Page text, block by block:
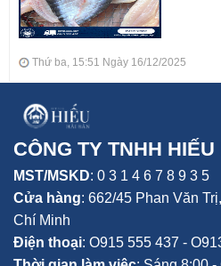
Thứ ba, 15:51 Ngày 16/12/2025
CÔNG TY TNHH
MST/MSKD: 0 3 1 4 6 7 8 9 3 5
Cửa hàng: 662/45 Phan Văn
Chí Minh
Điện thoại: O915 555 437 -